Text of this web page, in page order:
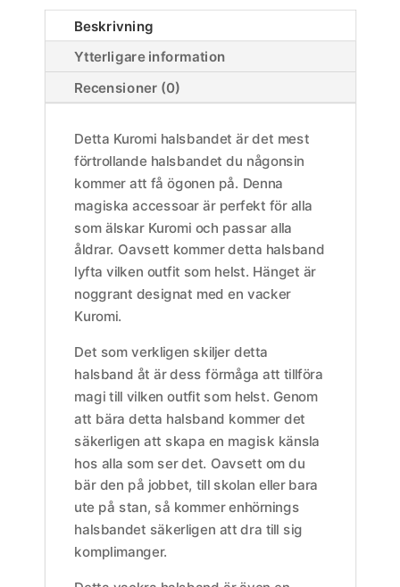
Beskrivning
Ytterligare information
Recensioner (0)
Detta Kuromi halsbandet är det mest
förtrollande halsbandet du någonsin
kommer att få ögonen på. Denna
magiska accessoar är perfekt för alla
som älskar Kuromi och passar alla
åldrar. Oavsett kommer detta halsband
lyfta vilken outfit som helst. Hänget är
noggrant designat med en vacker
Kuromi.
Det som verkligen skiljer detta
halsband åt är dess förmåga att tillföra
magi till vilken outfit som helst. Genom
att bära detta halsband kommer det
säkerligen att skapa en magisk känsla
hos alla som ser det. Oavsett om du
bär den på jobbet, till skolan eller bara
ute på stan, så kommer enhörnings
halsbandet säkerligen att dra till sig
komplimanger.